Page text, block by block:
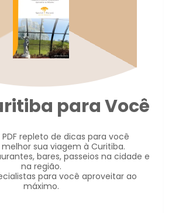
para Você
repleto de dicas para você
sua viagem à Curitiba.
bares, passeios na cidade e
na região.
para você aproveitar ao
máximo.